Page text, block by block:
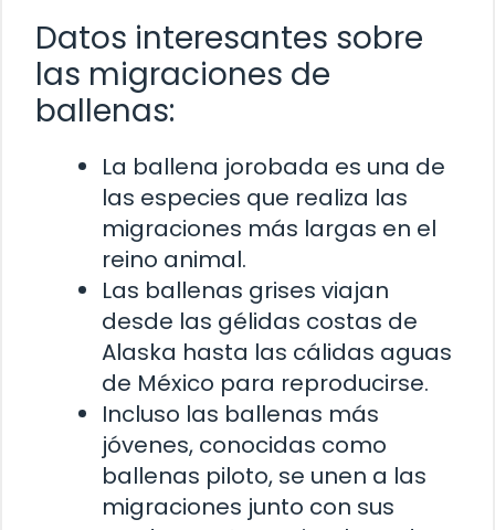
Datos interesantes sobre
las migraciones de
ballenas:
La ballena jorobada es una de
las especies que realiza las
migraciones más largas en el
reino animal.
Las ballenas grises viajan
desde las gélidas costas de
Alaska hasta las cálidas aguas
de México para reproducirse.
Incluso las ballenas más
jóvenes, conocidas como
ballenas piloto, se unen a las
migraciones junto con sus